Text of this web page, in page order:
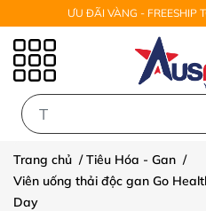
ƯU ĐÃI VÀNG - FREESHIP
Trang chủ /Tiêu Hóa - Gan /
Viên uống thải độc gan Go
Day